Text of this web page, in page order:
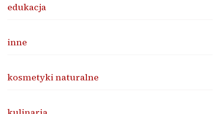
edukacja
inne
kosmetyki naturalne